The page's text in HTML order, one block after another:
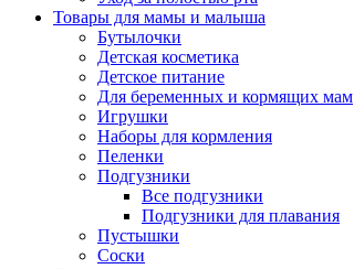
Товары для мамы и малыша
Бутылочки
Детская косметика
Детское питание
Для беременных и кормящих мам
Игрушки
Наборы для кормления
Пеленки
Подгузники
Все подгузники
Подгузники для плавания
Пустышки
Соски